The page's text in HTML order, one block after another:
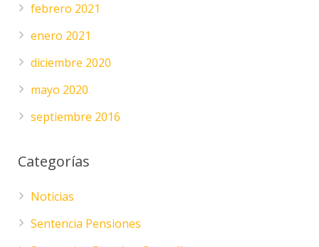
febrero 2021
enero 2021
diciembre 2020
mayo 2020
septiembre 2016
Categorías
Noticias
Sentencia Pensiones